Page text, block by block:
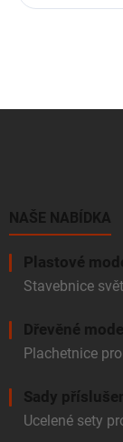
NAŠE NABÍDKA
Plastové
Stavebnice
Dřevěné
Plachetnice
Sady
Ucelené sety